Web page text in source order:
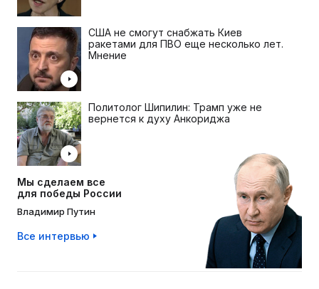
США не смогут снабжать Киев
ракетами для ПВО еще несколько лет.
Мнение
Политолог Шипилин: Трамп уже не
вернется к духу Анкориджа
Мы сделаем все
для победы России
Владимир Путин
Все интервью